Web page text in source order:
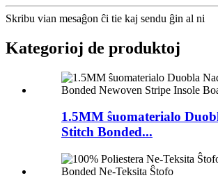
Skribu vian mesaĝon ĉi tie kaj sendu ĝin al ni
Kategorioj de produktoj
1.5MM ŝuomaterialo
Stitch Bonded...